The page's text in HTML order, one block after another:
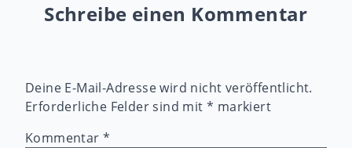
Schreibe einen Kommentar
Deine E-Mail-Adresse wird nicht veröffentlicht.
Erforderliche Felder sind mit * markiert
Kommentar*